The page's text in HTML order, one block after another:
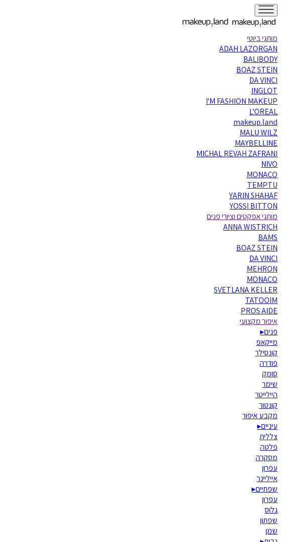
מותגי ביוטי
ADAH LAZORGAN
BALIBODY
BOAZ STEIN
DA VINCI
INGLOT
I'M FASHION MAKEUP
L'OREAL
makeup.land
MALU WILZ
MAYBELLINE
MICHAL REVAH ZAFRANI
NIVO
MONACO
TEMPTU
YARIN SHAHAF
YOSSI BITTON
מותגי אפקטים וציורי פנים
ANNA WISTRICH
BAMS
BOAZ STEIN
DA VINCI
MEHRON
MONACO
SVETLANA KELLER
TATOOIM
PROS AIDE
איפור מקצועי
פנים▸
מייקאפ
קונסילר
פודרה
סומק
שימר
היילייטר
קונטור
מקבע איפור
עיניים▸
צללית
פלטה
מסקרה
עפרון
אייליינר
שפתיים▸
עפרון
גלוס
שפתון
שמן